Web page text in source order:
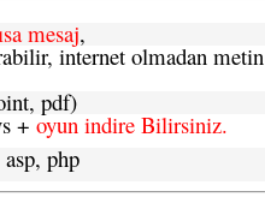
mesaj,
internet olmadan metin
pdf)
+oyun indire Bilirsiniz.
php